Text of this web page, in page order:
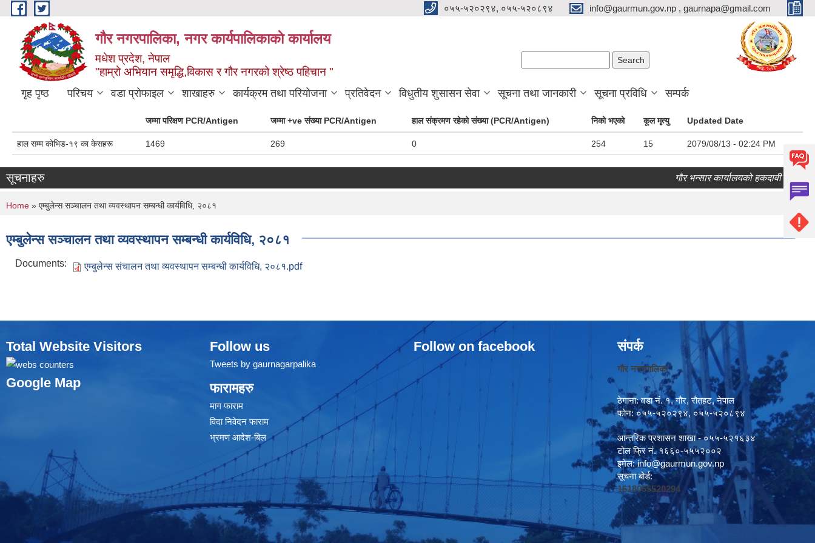
Skip to main content ०५५-५२०२९४, ०५५-५२०८९४ info@gaurmun.gov.np , gaurnapa@gmail.com
गौर नगरपालिका, नगर कार्यपालिकाकाे कार्यालय
मधेश प्रदेश, नेपाल
"हाम्रो अभियान समृद्धि,विकास र गौर नगरको श्रेष्ठ पहिचान "
गृह पृष्ठ परिचय वडा प्रोफाइल शाखाहरु कार्यक्रम तथा परियोजना प्रतिवेदन विधुतीय शुसासन सेवा सूचना तथा जानकारी सूचना प्रविधि सम्पर्क
जम्मा परिक्षण PCR/Antigen जम्मा +ve संख्या PCR/Antigen हाल संक्रमण रहेको संख्या (PCR/Antigen) निको भएको कूल मृत्यु Updated Date
हाल सम्म कोभिड-१९ का केसहरू 1469 269 0 254 15 2079/08/13 - 02:24 PM
सूचनाहरु गौर भन्सार कार्यालयको हकदावी सम्बन्धी
You are here
Home » एम्बुलेन्स सञ्चालन तथा व्यवस्थापन सम्बन्धी कार्यविधि, २०८१
एम्बुलेन्स सञ्चालन तथा व्यवस्थापन सम्बन्धी कार्यविधि, २०८१
Documents: एम्बुलेन्स संचालन तथा व्यवस्थापन सम्बन्धी कार्यविधि, २०८१.pdf
Total Website Visitors
Google Map
Follow us
Tweets by gaurnagarpalika
फारामहरु
माग फाराम
विदा निवेदन फाराम
भ्रमण आदेश-बिल
Follow on facebook संपर्क
गौर नगरपालिका
ठेगाना: वडा नं. १, गौर, रौतहट, नेपाल
फोन: ०५५-५२०२९४, ०५५-५२०८९४
आन्तरिक प्रशासन शाखा - ०५५-५२१६३४
टोल फ्रि नं. १६६०-५५५२००२
इमेल:info@gaurmun.gov.np
सूचना बोर्ड:
1618055520294